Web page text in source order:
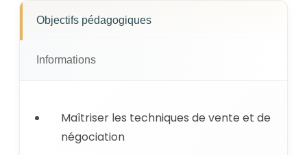
Objectifs pédagogiques
Informations
Maîtriser les techniques de vente et de
négociation